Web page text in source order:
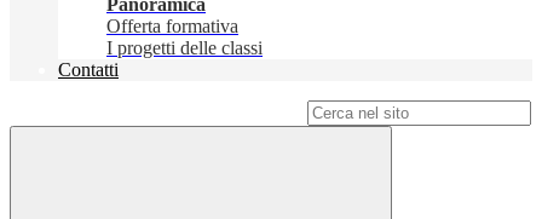
Panoramica
Offerta formativa
I progetti delle classi
Contatti